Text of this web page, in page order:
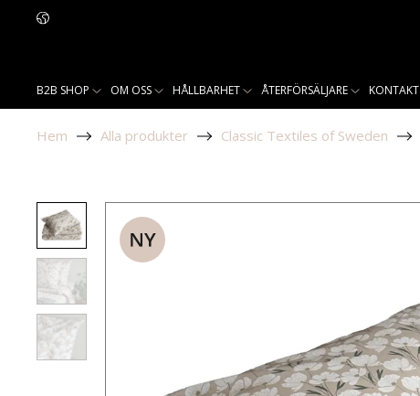
B2B SHOP OM OSS HÅLLBARHET ÅTERFÖRSÄLJARE KONTAKT
Hem Alla produkter Classic Textiles of Sweden